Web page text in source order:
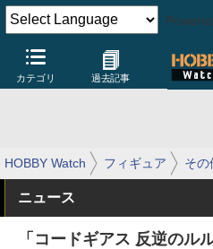
カテゴリ 過去記事
HOBBY Watch フィギュア その
ニュース
「コードギアス 反逆のル